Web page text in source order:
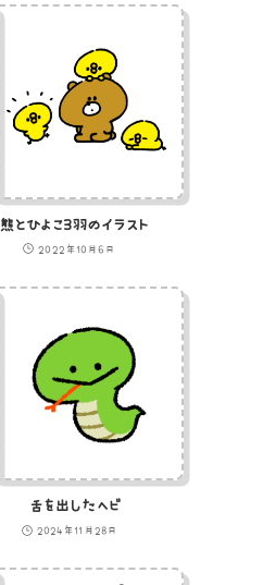
熊とひよこ3羽のイラスト
2022年10月6日
舌を出したヘビ
2024年11月28日